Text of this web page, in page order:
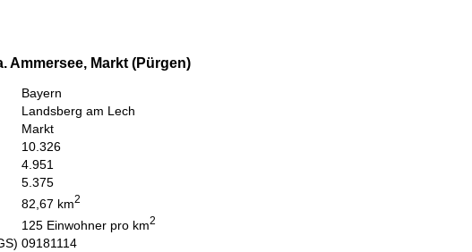
Ammersee, Markt (Pürgen)
Bayern
Landsberg am Lech
Markt
10.326
4.951
5.375
82,67 km2
125 Einwohner pro km2
09181114